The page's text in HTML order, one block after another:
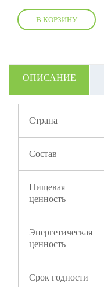
В КОРЗИНУ
ОПИСАНИЕ
Страна
Состав
Пищевая
ценность
Энергетическая
ценность
Срок годности